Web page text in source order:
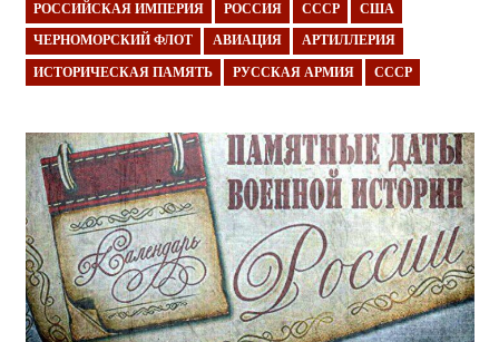
РОССИЙСКАЯ ИМПЕРИЯ РОССИЯ СССР США
ЧЕРНОМОРСКИЙ ФЛОТ АВИАЦИЯ АРТИЛЛЕРИЯ
ИСТОРИЧЕСКАЯ ПАМЯТЬ РУССКАЯ АРМИЯ СССР